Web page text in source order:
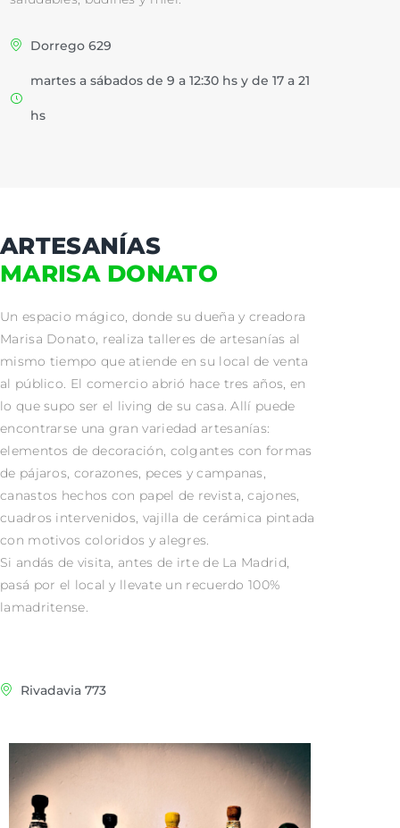
Dorrego 629
martes a sábados de 9 a 12:30 hs y de 17 a 21
hs
ARTESANÍAS
MARISA DONATO
Un espacio mágico, donde su dueña y creadora
Marisa Donato, realiza talleres de artesanías al
mismo tiempo que atiende en su local de venta
al público. El comercio abrió hace tres años, en
lo que supo ser el living de su casa. Allí puede
encontrarse una gran variedad artesanías:
elementos de decoración, colgantes con formas
de pájaros, corazones, peces y campanas,
canastos hechos con papel de revista, cajones,
cuadros intervenidos, vajilla de cerámica pintada
con motivos coloridos y alegres.
Si andás de visita, antes de irte de La Madrid,
pasá por el local y llevate un recuerdo 100%
lamadritense.
Rivadavia 773